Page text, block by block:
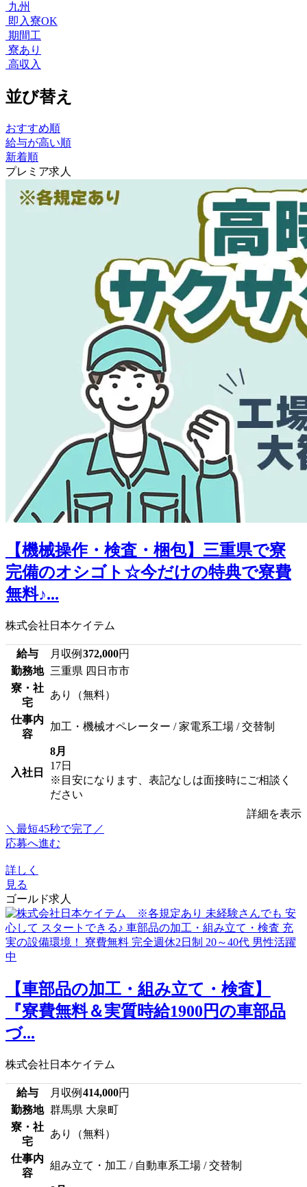
九州
即入寮OK
期間工
寮あり
高収入
並び替え
おすすめ順
給与が高い順
新着順
プレミア求人
【機械操作・検査・梱包】三重県で寮
完備のオシゴト☆今だけの特典で寮費
無料♪...
株式会社日本ケイテム
給与 月収例 372,000円
勤務地 三重県 四日市市
寮・社
宅
あり（無料）
仕事内
容
加工・機械オペレーター / 家電系工場 / 交替制
入社日
8月
17日
※目安になります、表記なしは面接時にご相談く
ださい
詳細を表示
＼最短45秒で完了／
応募へ進む
詳しく
見る
ゴールド求人
【車部品の加工・組み立て・検査】
『寮費無料＆実質時給1900円の車部品
づ...
株式会社日本ケイテム
給与 月収例 414,000円
勤務地 群馬県 大泉町
寮・社
宅
あり（無料）
仕事内
容
組み立て・加工 / 自動車系工場 / 交替制